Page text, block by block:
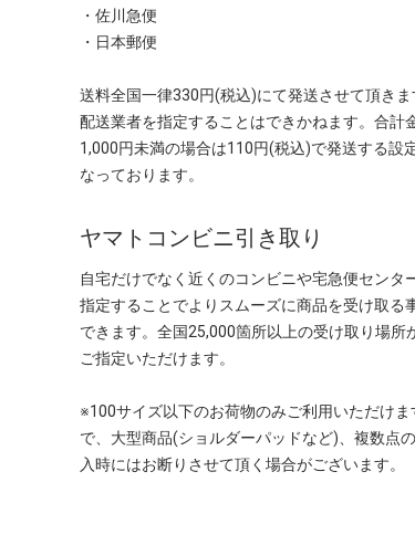
・佐川急便
・日本郵便
送料全国一律330円(税込)にて発送させて頂きま
配送業者を指定することはできかねます。合計
1,000円未満の場合は110円(税込)で発送する設
なっております。
ヤマトコンビニ引き取り
自宅だけでなく近くのコンビニや宅急便センタ
指定することでよりスムーズに商品を受け取る
できます。全国25,000箇所以上の受け取り場所
ご指定いただけます。
※100サイズ以下のお荷物のみご利用いただけま
で、大型商品(ショルダーパッドなど)、複数点
入時にはお断りさせて頂く場合がございます。